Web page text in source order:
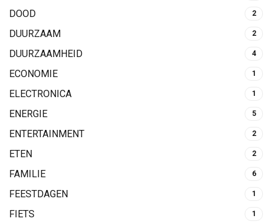
DOOD 2
DUURZAAM 2
DUURZAAMHEID 4
ECONOMIE 1
ELECTRONICA 1
ENERGIE 5
ENTERTAINMENT 2
ETEN 2
FAMILIE 6
FEESTDAGEN 1
FIETS 1